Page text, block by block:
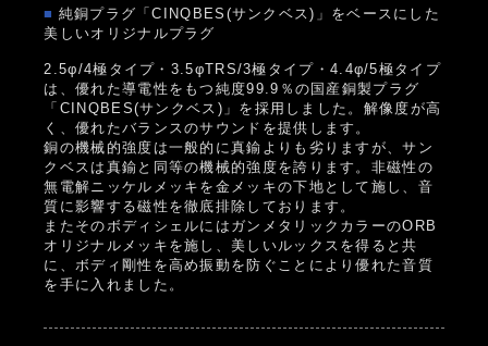
■ 純銅プラグ「CINQBES(サンクベス)」をベースにした
美しいオリジナルプラグ
2.5φ/4極タイプ・3.5φTRS/3極タイプ・4.4φ/5極タイプ
は、優れた導電性をもつ純度99.9％の国産銅製プラグ
「CINQBES(サンクベス)」を採用しました。解像度が高
く、優れたバランスのサウンドを提供します。
銅の機械的強度は一般的に真鍮よりも劣りますが、サン
クベスは真鍮と同等の機械的強度を誇ります。非磁性の
無電解ニッケルメッキを金メッキの下地として施し、音
質に影響する磁性を徹底排除しております。
またそのボディシェルにはガンメタリックカラーのORB
オリジナルメッキを施し、美しいルックスを得ると共
に、ボディ剛性を高め振動を防ぐことにより優れた音質
を手に入れました。